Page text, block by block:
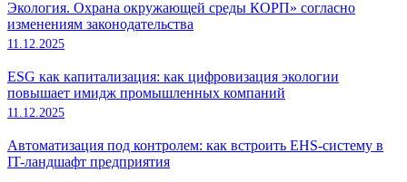
Экология. Охрана окружающей среды КОРП» согласно
изменениям законодательства
11.12.2025
ESG как капитализация: как цифровизация экологии
повышает имидж промышленных компаний
11.12.2025
Автоматизация под контролем: как встроить EHS-систему в
IT-ландшафт предприятия